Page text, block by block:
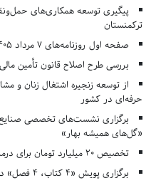
پیگیری توسعه همکاری‌های
ترکمنستان
صفحه اول روزنامه‌های 7 مرداد 1405
بررسی طرح اصلاح قانون تأمین
از توسعه زنجیره اشتغال زنان و
حرفه‌ای در کشور
برگزاری نشست‌های تخصصی
«گل‌های همیشه بهار»
تخصیص ۲۰ میلیارد تومان برای درمان بیماران هموفیلی
برگزاری پویش «۴ کتاب، ۴ فصل» در مراکز کانون البرز